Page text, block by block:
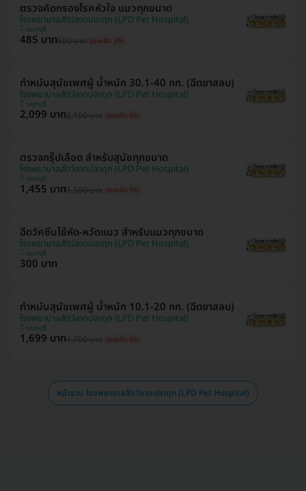
ตรวจคัดกรองโรคหัวใจ แมวทุกขนาด
โรงพยาบาลสัตว์ลาดปลาดุก (LPD Pet Hospital)
นนทบุรี
485 บาท500 บาท ประหยัด 3%
ทำหมันสุนัขเพศผู้ น้ำหนัก 30.1-40 กก. (ฉีดยาสลบ)
โรงพยาบาลสัตว์ลาดปลาดุก (LPD Pet Hospital)
นนทบุรี
2,099 บาท2,100 บาท ประหยัด 0%
ตรวจกรุ๊ปเลือด สำหรับสุนัขทุกขนาด
โรงพยาบาลสัตว์ลาดปลาดุก (LPD Pet Hospital)
นนทบุรี
1,455 บาท1,500 บาท ประหยัด 3%
ฉีดวัคซีนไข้หัด-หวัดแมว สำหรับแมวทุกขนาด
โรงพยาบาลสัตว์ลาดปลาดุก (LPD Pet Hospital)
นนทบุรี
300 บาท
ทำหมันสุนัขเพศผู้ น้ำหนัก 10.1-20 กก. (ฉีดยาสลบ)
โรงพยาบาลสัตว์ลาดปลาดุก (LPD Pet Hospital)
นนทบุรี
1,699 บาท1,700 บาท ประหยัด 0%
หน้ารวม โรงพยาบาลสัตว์ลาดปลาดุก (LPD Pet Hospital)